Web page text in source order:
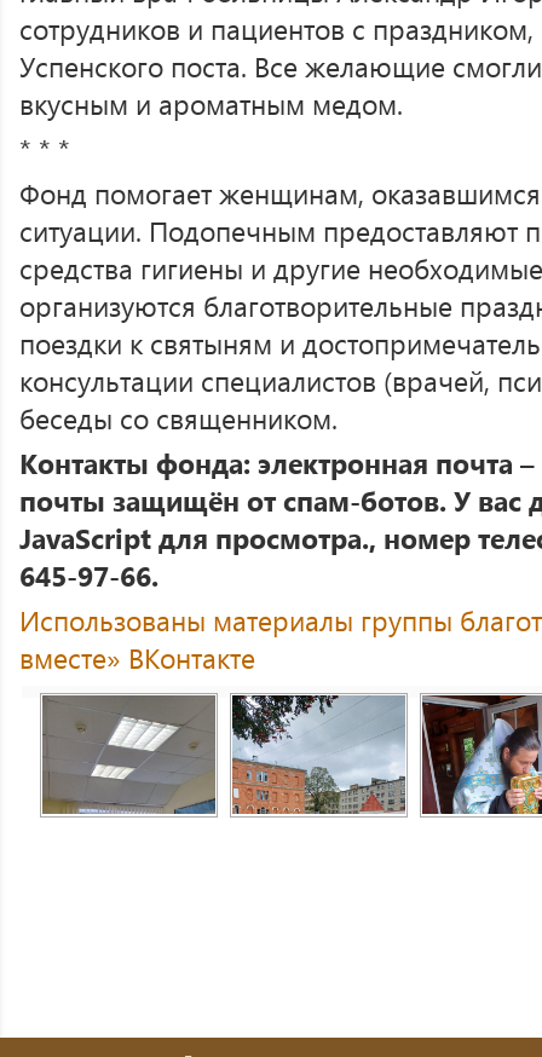
сотрудников и пациентов с
Успенского поста. Все желающие
вкусным и ароматным медом.
* * *
Фонд помогает женщинам,
ситуации. Подопечным предоставляют
средства гигиены и другие
организуются благотворительные
поездки к святыням и
консультации специалистов (врачей,
беседы со священником.
Контакты фонда: электронная почта
почты защищён от спам-ботов. У
JavaScript для просмотра., номер
645-97-66.
Использованы материалы группы
вместе» ВКонтакте